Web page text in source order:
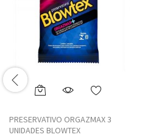
PRESERVATIVO ORGAZMAX 3
UNIDADES BLOWTEX